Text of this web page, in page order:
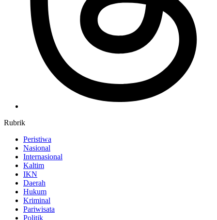
Rubrik
Peristiwa
Nasional
Internasional
Kaltim
IKN
Daerah
Hukum
Kriminal
Pariwisata
Politik